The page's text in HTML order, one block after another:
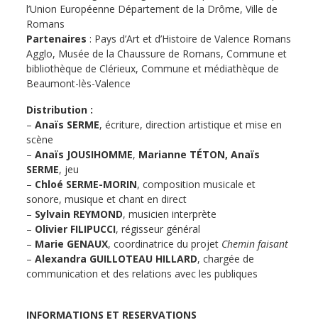
l’Union Européenne Département de la Drôme, Ville de
Romans
Partenaires : Pays d’Art et d’Histoire de Valence Romans
Agglo, Musée de la Chaussure de Romans, Commune et
bibliothèque de Clérieux, Commune et médiathèque de
Beaumont-lès-Valence
Distribution :
–Anaïs SERME, écriture, direction artistique et mise en
scène
–Anaïs JOUSIHOMME, Marianne TÉTON, Anaïs
SERME, jeu
– Chloé SERME-MORIN, composition musicale et
sonore, musique et chant en direct
– Sylvain REYMOND, musicien interprète
– Olivier FILIPUCCI, régisseur général
– Marie GENAUX, coordinatrice du projet Chemin faisant
–Alexandra GUILLOTEAU HILLARD, chargée de
communication et des relations avec les publiques
INFORMATIONS ET RESERVATIONS